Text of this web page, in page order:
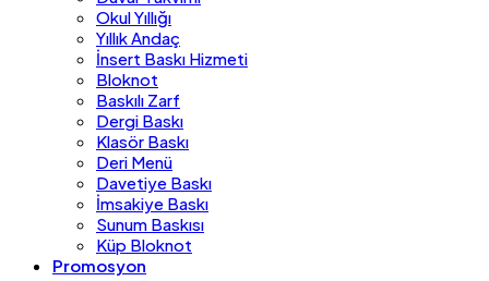
Okul Yıllığı
Yıllık Andaç
İnsert Baskı Hizmeti
Bloknot
Baskılı Zarf
Dergi Baskı
Klasör Baskı
Deri Menü
Davetiye Baskı
İmsakiye Baskı
Sunum Baskısı
Küp Bloknot
Promosyon